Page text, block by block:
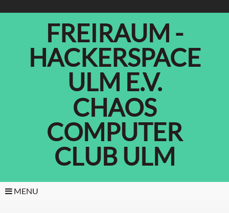
FREIRAUM -
HACKERSPACE
ULM E.V.
CHAOS
COMPUTER
CLUB ULM
MENU